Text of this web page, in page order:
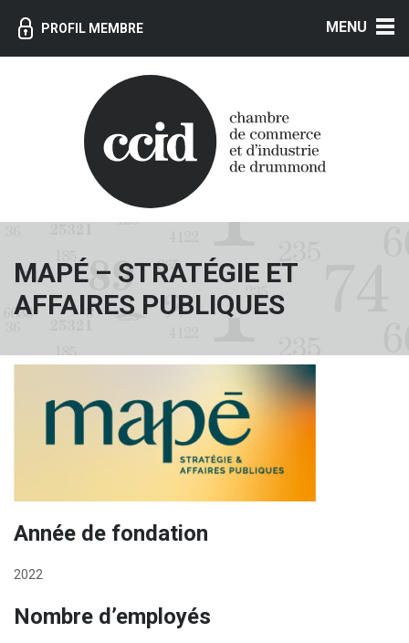
PROFIL MEMBRE
MAPÉ – STRATÉGIE ET
AFFAIRES PUBLIQUES
Année de fondation
2022
Nombre d’employés
MENU